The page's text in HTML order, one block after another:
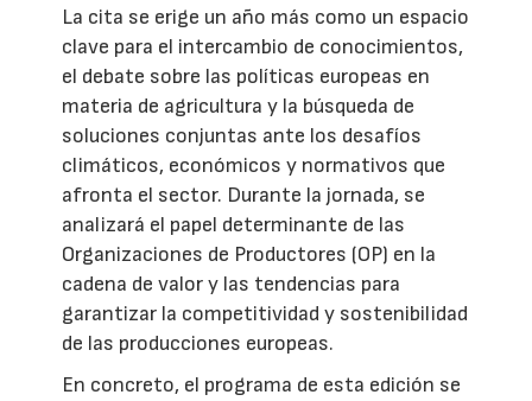
La cita se erige un año más como un espacio
clave para el intercambio de conocimientos,
el debate sobre las políticas europeas en
materia de agricultura y la búsqueda de
soluciones conjuntas ante los desafíos
climáticos, económicos y normativos que
afronta el sector. Durante la jornada, se
analizará el papel determinante de las
Organizaciones de Productores (OP) en la
cadena de valor y las tendencias para
garantizar la competitividad y sostenibilidad
de las producciones europeas.
En concreto, el programa de esta edición se